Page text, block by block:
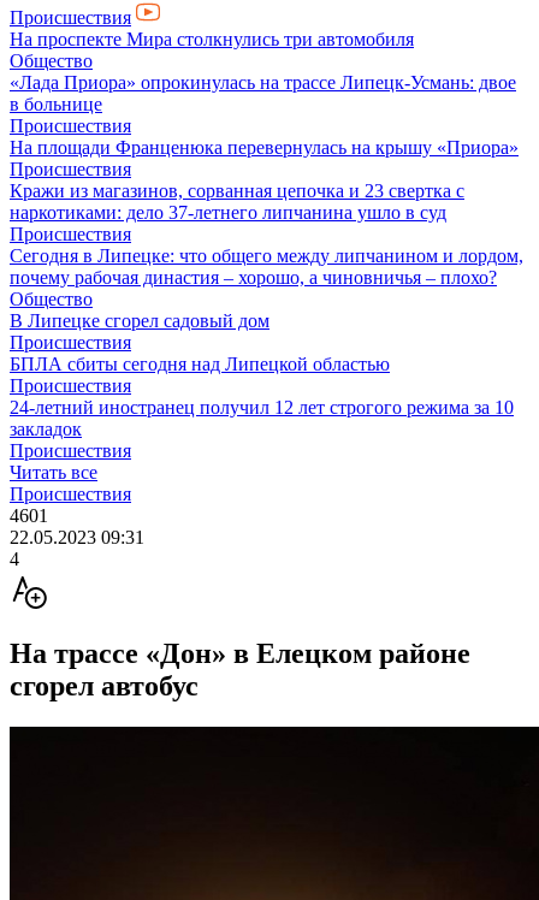
Происшествия
На проспекте Мира столкнулись три автомобиля
Общество
«Лада Приора» опрокинулась на трассе Липецк-Усмань: двое
в больнице
Происшествия
На площади Франценюка перевернулась на крышу «Приора»
Происшествия
Кражи из магазинов, сорванная цепочка и 23 свертка с
наркотиками: дело 37-летнего липчанина ушло в суд
Происшествия
Сегодня в Липецке: что общего между липчанином и лордом,
почему рабочая династия – хорошо, а чиновничья – плохо?
Общество
В Липецке сгорел садовый дом
Происшествия
БПЛА сбиты сегодня над Липецкой областью
Происшествия
24-летний иностранец получил 12 лет строгого режима за 10
закладок
Происшествия
Читать все
Происшествия
4601
22.05.2023 09:31
4
На трассе «Дон» в Елецком районе
сгорел автобус